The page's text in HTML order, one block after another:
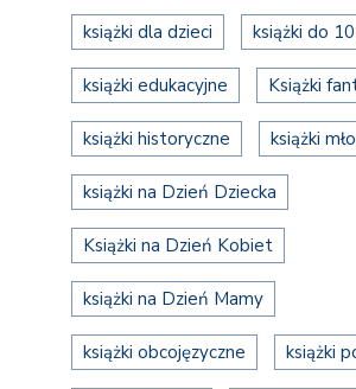
książki dla dzieci książki do 10
książki edukacyjne Książki
książki historyczne książki
książki na Dzień Dziecka
Książki na Dzień Kobiet
książki na Dzień Mamy
książki obcojęzyczne książki